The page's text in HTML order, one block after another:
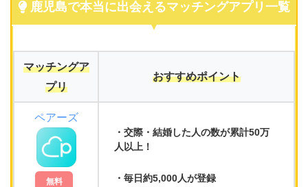
鹿児島で本当に出会えるマッチングアプリ一覧
マッチングア
プリ
おすすめポイント
ペアーズ
無料
交際・結婚した人の数が累計50万
人以上！
毎日約5,000人が登録